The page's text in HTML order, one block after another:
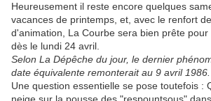
Heureusement il reste encore quelques
vacances de printemps, et, avec le renfort
d'animation, La Courbe sera bien prête
dès le lundi 24 avril.
Selon La Dépêche du jour, le dernier
date équivalente remonterait au 9 avril 1986.
Une question essentielle se pose toutefois :